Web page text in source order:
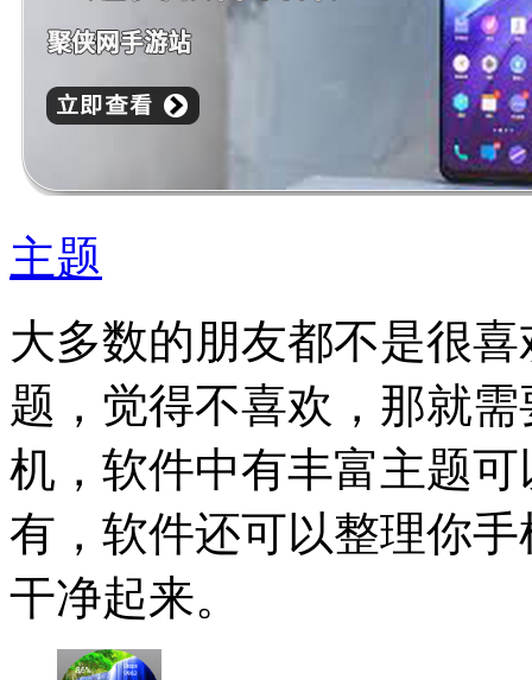
主题
大多数的朋友都不是很
题，觉得不喜欢，那就
机，软件中有丰富主题
有，软件还可以整理你
干净起来。